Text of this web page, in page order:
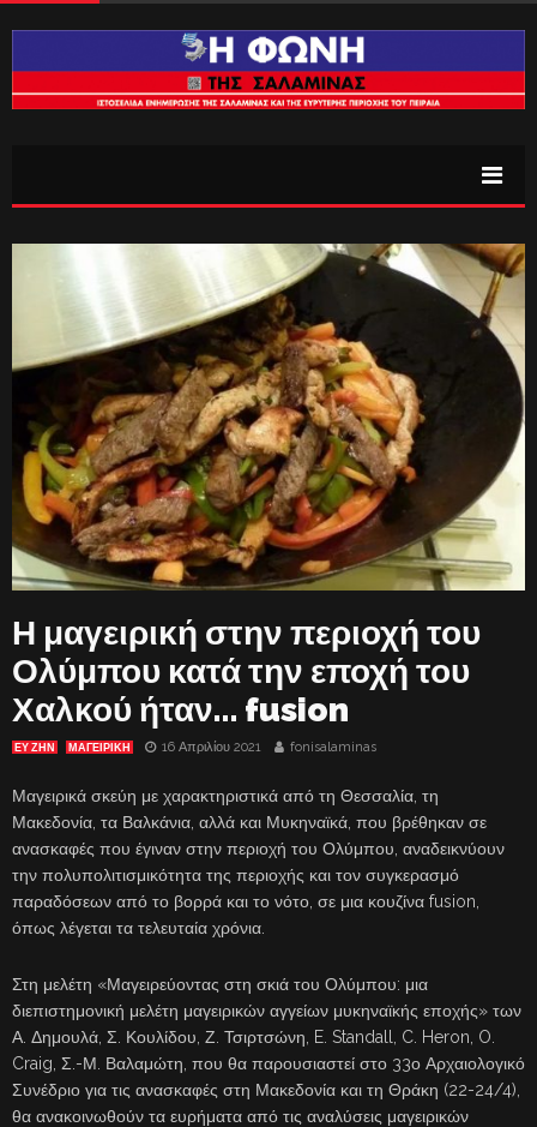
Η μαγειρική στην περιοχή του
Ολύμπου κατά την εποχή του
Χαλκού ήταν… fusion
ΕΥ ΖΗΝ ΜΑΓΕΙΡΙΚΗ 16 Απριλίου 2021 fonisalaminas
Μαγειρικά σκεύη με χαρακτηριστικά από τη Θεσσαλία, τη
Μακεδονία, τα Βαλκάνια, αλλά και Μυκηναϊκά, που βρέθηκαν σε
ανασκαφές που έγιναν στην περιοχή του Ολύμπου, αναδεικνύουν
την πολυπολιτισμικότητα της περιοχής και τον συγκερασμό
παραδόσεων από το βορρά και το νότο, σε μια κουζίνα fusion,
όπως λέγεται τα τελευταία χρόνια.
Στη μελέτη «Μαγειρεύοντας στη σκιά του Ολύμπου: μια
διεπιστημονική μελέτη μαγειρικών αγγείων μυκηναϊκής εποχής» των
Α. Δημουλά, Σ. Κουλίδου, Ζ. Τσιρτσώνη, E. Standall, C. Heron, O.
Craig, Σ.-Μ. Βαλαμώτη, που θα παρουσιαστεί στο 33ο Αρχαιολογικό
Συνέδριο για τις ανασκαφές στη Μακεδονία και τη Θράκη (22-24/4),
θα ανακοινωθούν τα ευρήματα από τις αναλύσεις μαγειρικών